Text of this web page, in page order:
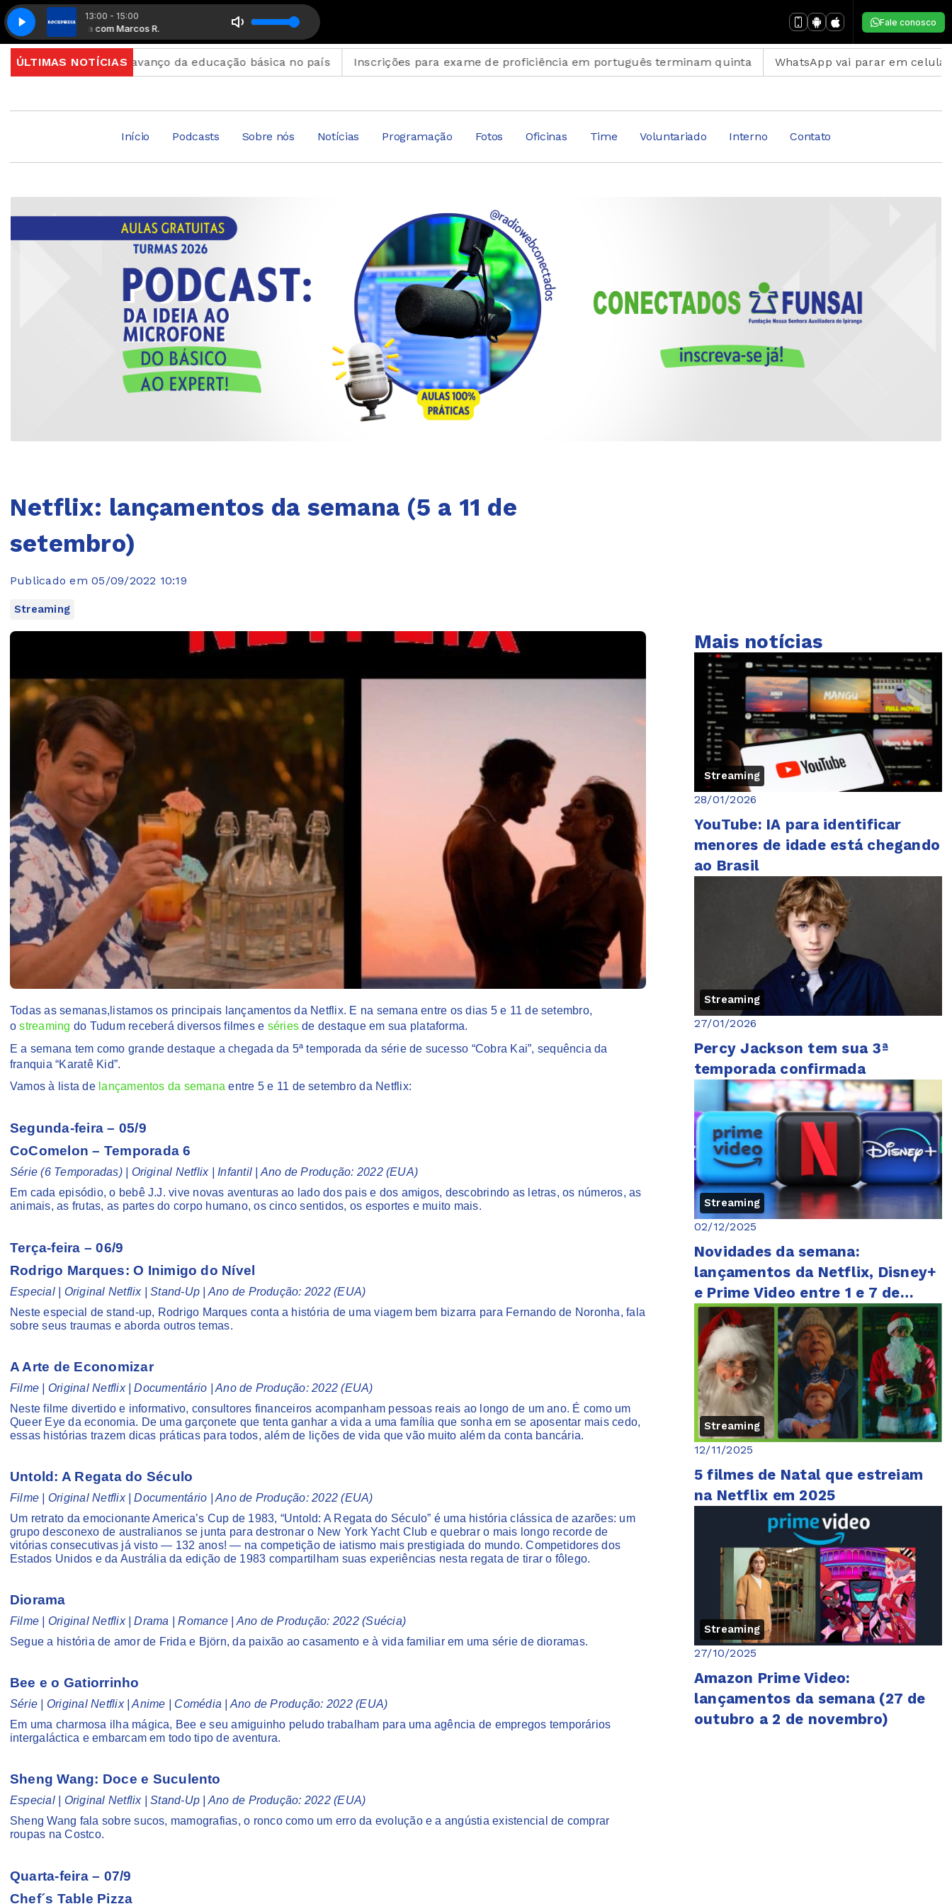
13:00 - 15:00
Rockpédia com Marcos R. Rockpédia com Marcos R.
Fale conosco
ÚLTIMAS NOTÍCIAS
mostra avanço da educação básica no país Inscrições para exame de proficiência em português terminam quinta WhatsApp vai parar em celulares antigos;
Início Podcasts Sobre nós Notícias Programação Fotos Oficinas Time Voluntariado Interno Contato
Netflix: lançamentos da semana (5 a 11 de
setembro)
Publicado em 05/09/2022 10:19
Streaming
Todas as semanas,listamos os principais lançamentos da Netflix. E na semana entre os dias 5 e 11 de setembro,
ostreaming do Tudum receberá diversos filmes e séries de destaque em sua plataforma.
E a semana tem como grande destaque a chegada da 5ª temporada da série de sucesso “Cobra Kai”, sequência da
franquia “Karatê Kid”.
Vamos à lista de lançamentos da semana entre 5 e 11 de setembro da Netflix:
Segunda-feira – 05/9
CoComelon – Temporada 6
Série (6 Temporadas) | Original Netflix | Infantil | Ano de Produção: 2022 (EUA)
Em cada episódio, o bebê J.J. vive novas aventuras ao lado dos pais e dos amigos, descobrindo as letras, os números, as
animais, as frutas, as partes do corpo humano, os cinco sentidos, os esportes e muito mais.
Terça-feira – 06/9
Rodrigo Marques: O Inimigo do Nível
Especial | Original Netflix | Stand-Up | Ano de Produção: 2022 (EUA)
Neste especial de stand-up, Rodrigo Marques conta a história de uma viagem bem bizarra para Fernando de Noronha, fala
sobre seus traumas e aborda outros temas.
A Arte de Economizar
Filme | Original Netflix | Documentário | Ano de Produção: 2022 (EUA)
Neste filme divertido e informativo, consultores financeiros acompanham pessoas reais ao longo de um ano. É como um
Queer Eye da economia. De uma garçonete que tenta ganhar a vida a uma família que sonha em se aposentar mais cedo,
essas histórias trazem dicas práticas para todos, além de lições de vida que vão muito além da conta bancária.
Untold: A Regata do Século
Filme | Original Netflix | Documentário | Ano de Produção: 2022 (EUA)
Um retrato da emocionante America’s Cup de 1983, “Untold: A Regata do Século” é uma história clássica de azarões: um
grupo desconexo de australianos se junta para destronar o New York Yacht Club e quebrar o mais longo recorde de
vitórias consecutivas já visto — 132 anos! — na competição de iatismo mais prestigiada do mundo. Competidores dos
Estados Unidos e da Austrália da edição de 1983 compartilham suas experiências nesta regata de tirar o fôlego.
Diorama
Filme | Original Netflix | Drama | Romance | Ano de Produção: 2022 (Suécia)
Segue a história de amor de Frida e Björn, da paixão ao casamento e à vida familiar em uma série de dioramas.
Bee e o Gatiorrinho
Série | Original Netflix | Anime | Comédia | Ano de Produção: 2022 (EUA)
Em uma charmosa ilha mágica, Bee e seu amiguinho peludo trabalham para uma agência de empregos temporários
intergaláctica e embarcam em todo tipo de aventura.
Sheng Wang: Doce e Suculento
Especial | Original Netflix | Stand-Up | Ano de Produção: 2022 (EUA)
Sheng Wang fala sobre sucos, mamografias, o ronco como um erro da evolução e a angústia existencial de comprar
roupas na Costco.
Quarta-feira – 07/9
Chef´s Table Pizza
Mais notícias
Streaming
28/01/2026
YouTube: IA para identificar
menores de idade está chegando
ao Brasil
Streaming
27/01/2026
Percy Jackson tem sua 3ª
temporada confirmada
Streaming
02/12/2025
Novidades da semana:
lançamentos da Netflix, Disney+
e Prime Video entre 1 e 7 de
dezembro
Streaming
12/11/2025
5 filmes de Natal que estreiam
na Netflix em 2025
Streaming
27/10/2025
Amazon Prime Video:
lançamentos da semana (27 de
outubro a 2 de novembro)